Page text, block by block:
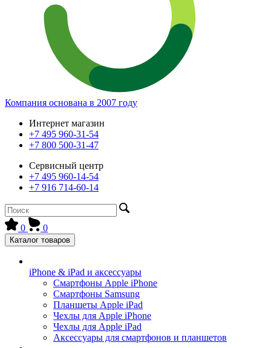
Компания основана в 2007 году
Интернет магазин
+7 495 960-31-54
+7 800 500-31-47
Сервисный центр
+7 495 960-14-54
+7 916 714-60-14
0 0
Каталог товаров
iPhone & iPad и аксессуары
Смартфоны Apple iPhone
Смартфоны Samsung
Планшеты Apple iPad
Чехлы для Apple iPhone
Чехлы для Apple iPad
Аксессуары для смартфонов и планшетов